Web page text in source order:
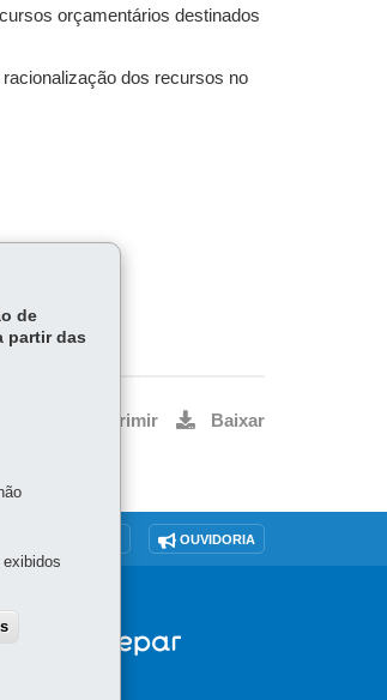
orçamentários destinados
dos recursos no
Imprimir Baixar
OUVIDORIA
de
partir das